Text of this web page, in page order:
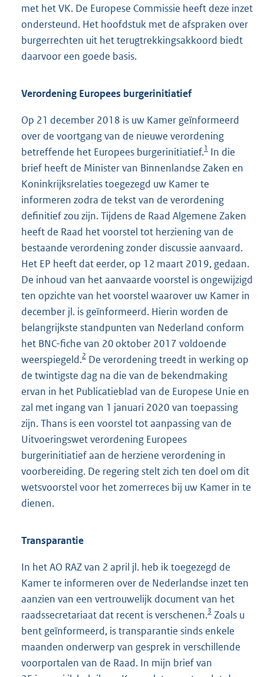
met het VK. De Europese Commissie heeft deze inzet
ondersteund. Het hoofdstuk met de afspraken over
burgerrechten uit het terugtrekkingsakkoord biedt
daarvoor een goede basis.
Verordening Europees burgerinitiatief
Op 21 december 2018 is uw Kamer geïnformeerd
over de voortgang van de nieuwe verordening
betreffende het Europees burgerinitiatief.1 In die
brief heeft de Minister van Binnenlandse Zaken en
Koninkrijksrelaties toegezegd uw Kamer te
informeren zodra de tekst van de verordening
definitief zou zijn. Tijdens de Raad Algemene Zaken
heeft de Raad het voorstel tot herziening van de
bestaande verordening zonder discussie aanvaard.
Het EP heeft dat eerder, op 12 maart 2019, gedaan.
De inhoud van het aanvaarde voorstel is ongewijzigd
ten opzichte van het voorstel waarover uw Kamer in
december jl. is geïnformeerd. Hierin worden de
belangrijkste standpunten van Nederland conform
het BNC-fiche van 20 oktober 2017 voldoende
weerspiegeld.2 De verordening treedt in werking op
de twintigste dag na die van de bekendmaking
ervan in het Publicatieblad van de Europese Unie en
zal met ingang van 1 januari 2020 van toepassing
zijn. Thans is een voorstel tot aanpassing van de
Uitvoeringswet verordening Europees
burgerinitiatief aan de herziene verordening in
voorbereiding. De regering stelt zich ten doel om dit
wetsvoorstel voor het zomerreces bij uw Kamer in te
dienen.
Transparantie
In het AO RAZ van 2 april jl. heb ik toegezegd de
Kamer te informeren over de Nederlandse inzet ten
aanzien van een vertrouwelijk document van het
raadssecretariaat dat recent is verschenen.3 Zoals u
bent geïnformeerd, is transparantie sinds enkele
maanden onderwerp van gesprek in verschillende
voorportalen van de Raad. In mijn brief van